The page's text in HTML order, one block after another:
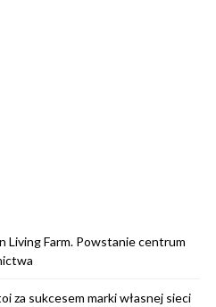
Living Farm. Powstanie centrum
za sukcesem marki własnej sieci